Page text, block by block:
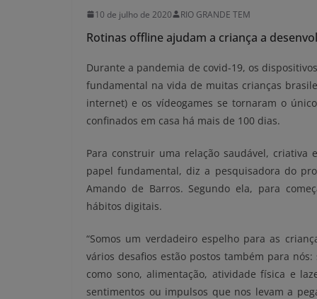
10 de julho de 2020 RIO GRANDE TEM
Rotinas offline ajudam a criança a
Durante a pandemia de covid-19, os
fundamental na vida de muitas crianças
internet) e os vídeogames se tornaram o
confinados em casa há mais de 100 dias.
Para construir uma relação saudável,
papel fundamental, diz a pesquisadora do
Amando de Barros. Segundo ela, para
hábitos digitais.
“Somos um verdadeiro espelho para as
vários desafios estão postos também para
como sono, alimentação, atividade física e
sentimentos ou impulsos que nos levam a